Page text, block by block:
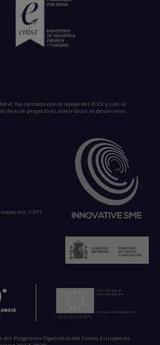
ha contado con el apoyo del ICEX y con la
de este proyecto es contribuir al desarrollo
CDTI
Programa Operativo del Fondo Europeo de